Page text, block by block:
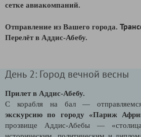
сетке авиакомпаний.
Отправление из Вашего города.
Перелёт в Аддис-Абебу.
День 2: Город вечной весны
Прилет в Аддис-Абебу.
С корабля на бал —
экскурсию по городу «Париж
прозвище Аддис-Абебы —